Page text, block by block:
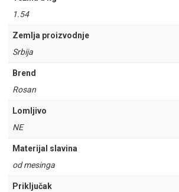
1.54
Zemlja proizvodnje
Srbija
Brend
Rosan
Lomljivo
NE
Materijal slavina
od mesinga
Priključak